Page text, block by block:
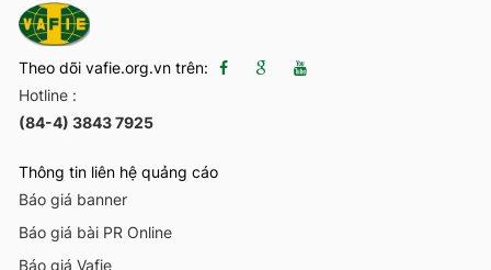
Theo dõi vafie.org.vn trên:
Hotline :
(84-4) 3843 7925
Thông tin liên hệ quảng cáo
Báo giá banner
Báo giá bài PR Online
Báo giá Vafie